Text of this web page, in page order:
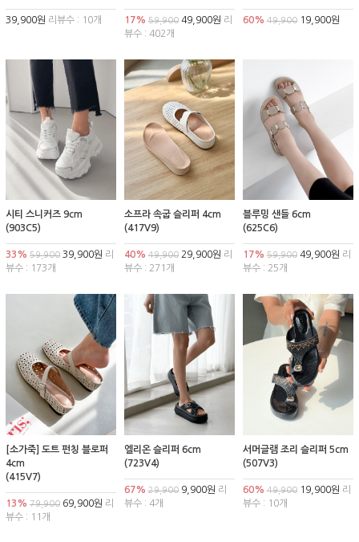
39,900원 리뷰수 : 10개 17% 59,90049,900원 리
뷰수 : 402개
60% 49,90019,900원
시티 스니커즈 9cm
(903C5)
33% 59,900 39,900원 리
뷰수 : 173개
소프라 속굽 슬리퍼 4cm
(417V9)
40% 49,90029,900원 리
뷰수 : 271개
블루밍 샌들 6cm
(625C6)
17% 59,90049,900원 리
뷰수 : 25개
[소가죽] 도트 펀칭 블로퍼
4cm
(415V7)
13% 79,900 69,900원 리
뷰수 : 11개
엘리온 슬리퍼 6cm
(723V4)
67% 29,9009,900원 리
뷰수 : 4개
서머글램 조리 슬리퍼 5cm
(507V3)
60% 49,90019,900원 리
뷰수 : 10개